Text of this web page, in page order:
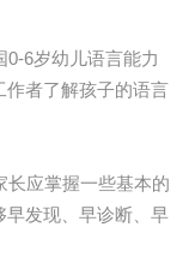
6岁幼儿语言能力
作者了解孩子的语言
应掌握一些基本的
早发现、早诊断、早